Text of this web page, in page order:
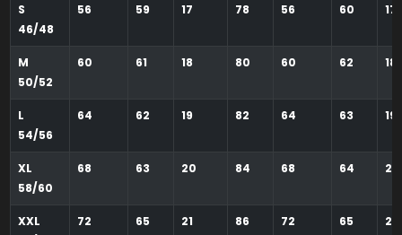
S
46/48
56 59 17 78 56 60 17
M
50/52
60 61 18 80 60 62 18
L
54/56
64 62 19 82 64 63 19
XL
58/60
68 63 20 84 68 64 20
XXL
72 65 21 86 72 65 21